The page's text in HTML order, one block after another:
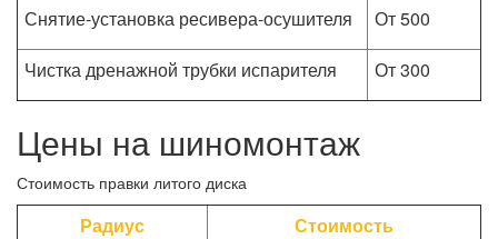
Снятие-установка ресивера-осушителя
От 500
Чистка дренажной трубки испарителя
От 300
Цены на шиномонтаж
Стоимость правки литого диска
Радиус
Стоимость